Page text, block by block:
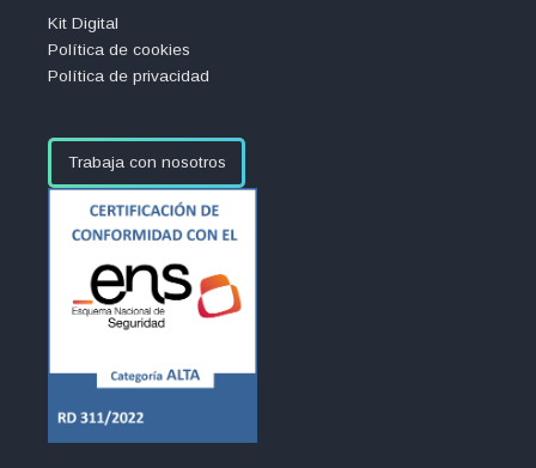
Kit Digital
Política de cookies
Política de privacidad
Trabaja con nosotros